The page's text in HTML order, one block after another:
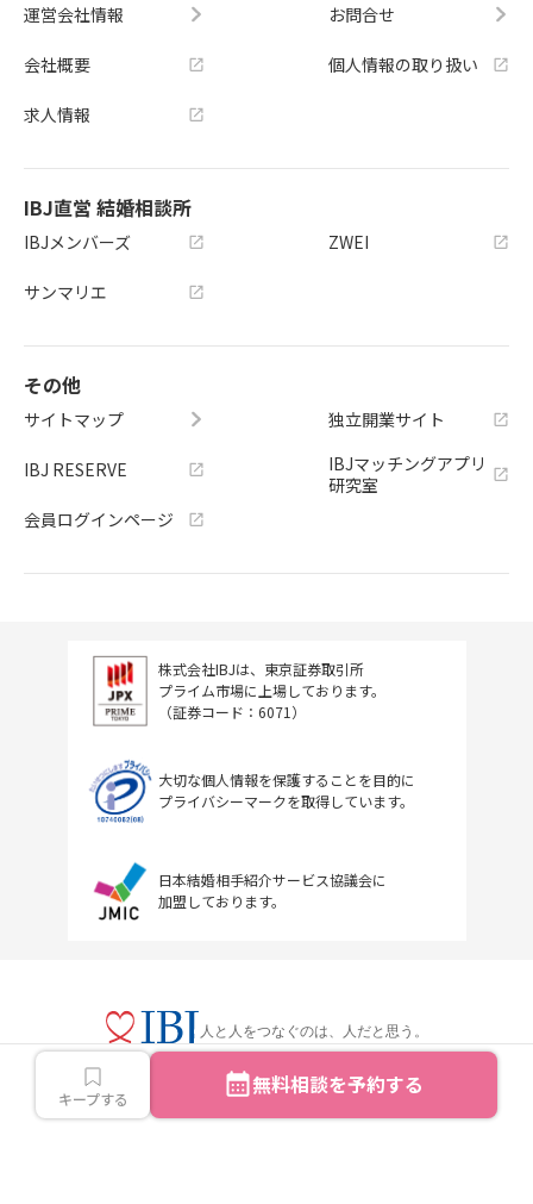
キープする 無料相談を予約する
運営会社情報
会社概要
求人情報
お問合せ
個人情報の取り扱い
IBJ直営 結婚相談所
IBJメンバーズ
サンマリエ
ZWEI
その他
サイトマップ
IBJ RESERVE
会員ログインページ
独立開業サイト
IBJマッチングアプリ
研究室
株式会社IBJは、東京証券取引所
プライム市場に上場しております。
（証券コード：6071）
大切な個人情報を保護することを目的に
プライバシーマークを取得しています。
日本結婚相手紹介サービス協議会に
加盟しております。
人と人をつなぐのは、人だと思う。